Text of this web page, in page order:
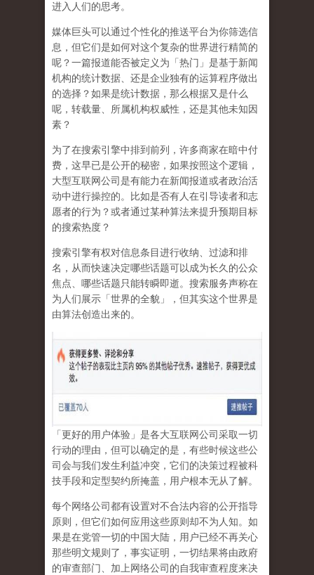
进入人们的思考。
媒体巨头可以通过个性化的推送平台为你筛选信
息，但它们是如何对这个复杂的世界进行精简的
呢？一篇报道能否被定义为「热门」是基于新闻
机构的统计数据、还是企业独有的运算程序做出
的选择？如果是统计数据，那么根据又是什么
呢，转载量、所属机构权威性，还是其他未知因
素？
为了在搜索引擎中排到前列，许多商家在暗中付
费，这早已是公开的秘密，如果按照这个逻辑，
大型互联网公司是有能力在新闻报道或者政治活
动中进行操控的。比如是否有人在引导读者和志
愿者的行为？或者通过某种算法来提升预期目标
的搜索热度？
搜索引擎有权对信息条目进行收纳、过滤和排
名，从而快速决定哪些话题可以成为长久的公众
焦点、哪些话题只能转瞬即逝。搜索服务声称在
为人们展示「世界的全貌」，但其实这个世界是
由算法创造出来的。
「更好的用户体验」是各大互联网公司采取一切
行动的理由，但可以确定的是，有些时候这些公
司会与我们发生利益冲突，它们的决策过程被科
技手段和定型契约所掩盖，用户根本无从了解。
每个网络公司都有设置对不合法内容的公开指导
原则，但它们如何应用这些原则却不为人知。如
果是在党管一切的中国大陆，用户已经不再关心
那些明文规则了，事实证明， 一切结果将由政府
的审查部门、加上网络公司的自我审查程度来决